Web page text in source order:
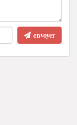
envoyer